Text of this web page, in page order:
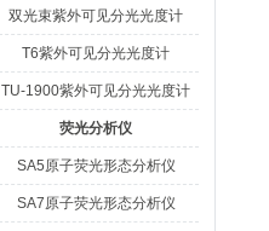
双光束紫外可见分光光度计
T6紫外可见分光光度计
TU-1900紫外可见分光光度计
荧光分析仪
SA5原子荧光形态分析仪
SA7原子荧光形态分析仪